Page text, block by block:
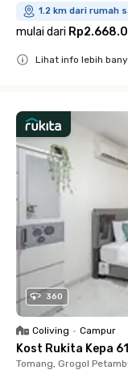
1.2 km dari rumah
mulai dari
Lihat info lebih
360
Coliving • Campur
Kost Rukita Kepa
Tomang, Grogol